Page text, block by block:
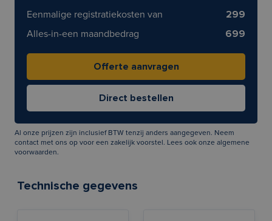
Eenmalige registratiekosten van
299
Alles-in-een maandbedrag
699
Al onze prijzen zijn inclusief BTW tenzij anders aangegeven. Neem
contact met ons op voor een zakelijk voorstel. Lees ook onze algemene
voorwaarden.
Technische gegevens